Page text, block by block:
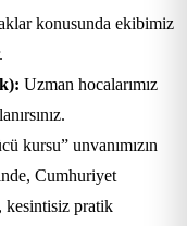
konusunda ekibimiz
Uzman hocalarımız
kursu” unvanımızın
Cumhuriyet
kesintisiz pratik